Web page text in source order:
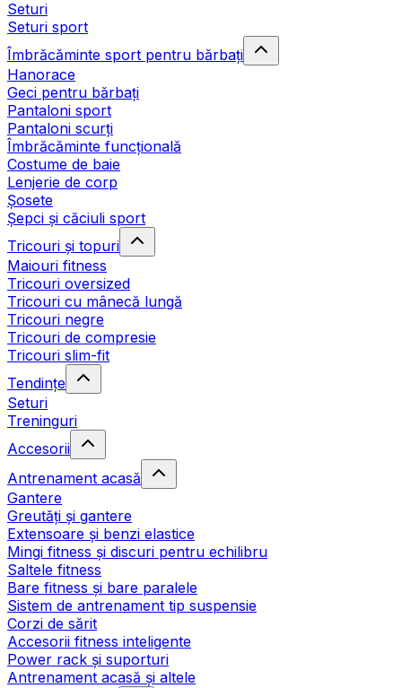
Seturi
Seturi sport
Îmbrăcăminte sport pentru bărbați
Hanorace
Geci pentru bărbați
Pantaloni sport
Pantaloni scurți
Îmbrăcăminte funcțională
Costume de baie
Lenjerie de corp
Șosete
Șepci și căciuli sport
Tricouri și topuri
Maiouri fitness
Tricouri oversized
Tricouri cu mânecă lungă
Tricouri negre
Tricouri de compresie
Tricouri slim-fit
Tendințe
Seturi
Treninguri
Accesorii
Antrenament acasă
Gantere
Greutăți și gantere
Extensoare și benzi elastice
Mingi fitness și discuri pentru echilibru
Saltele fitness
Bare fitness și bare paralele
Sistem de antrenament tip suspensie
Corzi de sărit
Accesorii fitness inteligente
Power rack și suporturi
Antrenament acasă și altele